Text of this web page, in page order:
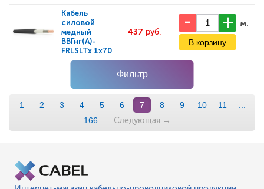
Кабель
силовой
медный
ВВГнг(А)-
FRLSLTx 1x70
437 руб.
м.
Фильтр
1 2 3 4 5 6 7 8 9 10 11
166
Следующая →